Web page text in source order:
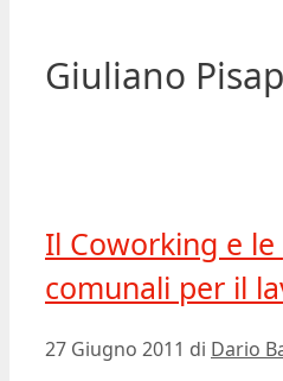
Giuliano
Il Coworking e
comunali per il
27 Giugno 2011 di Dario